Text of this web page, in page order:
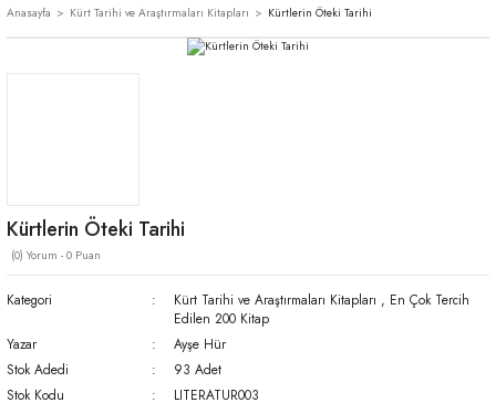
Anasayfa Kürt Tarihi ve Araştırmaları Kitapları Kürtlerin Öteki Tarihi
Kürtlerin Öteki Tarihi
(0) Yorum - 0 Puan
Kategori Kürt Tarihi ve Araştırmaları Kitapları , En Çok Tercih
Edilen 200 Kitap
Yazar
Ayşe Hür
Stok Adedi
93 Adet
Stok Kodu
LITERATUR003